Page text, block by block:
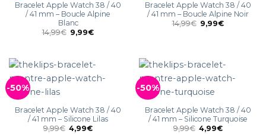
Bracelet Apple Watch 38 / 40
/ 41 mm – Boucle Alpine
Blanc
14,99€ 9,99€
Bracelet Apple Watch 38 / 40
/ 41 mm – Boucle Alpine Noir
14,99€ 9,99€
-50%
Bracelet Apple Watch 38 / 40
/ 41 mm – Silicone Lilas
9,99€ 4,99€
-50%
Bracelet Apple Watch 38 / 40
/ 41 mm – Silicone Turquoise
9,99€ 4,99€